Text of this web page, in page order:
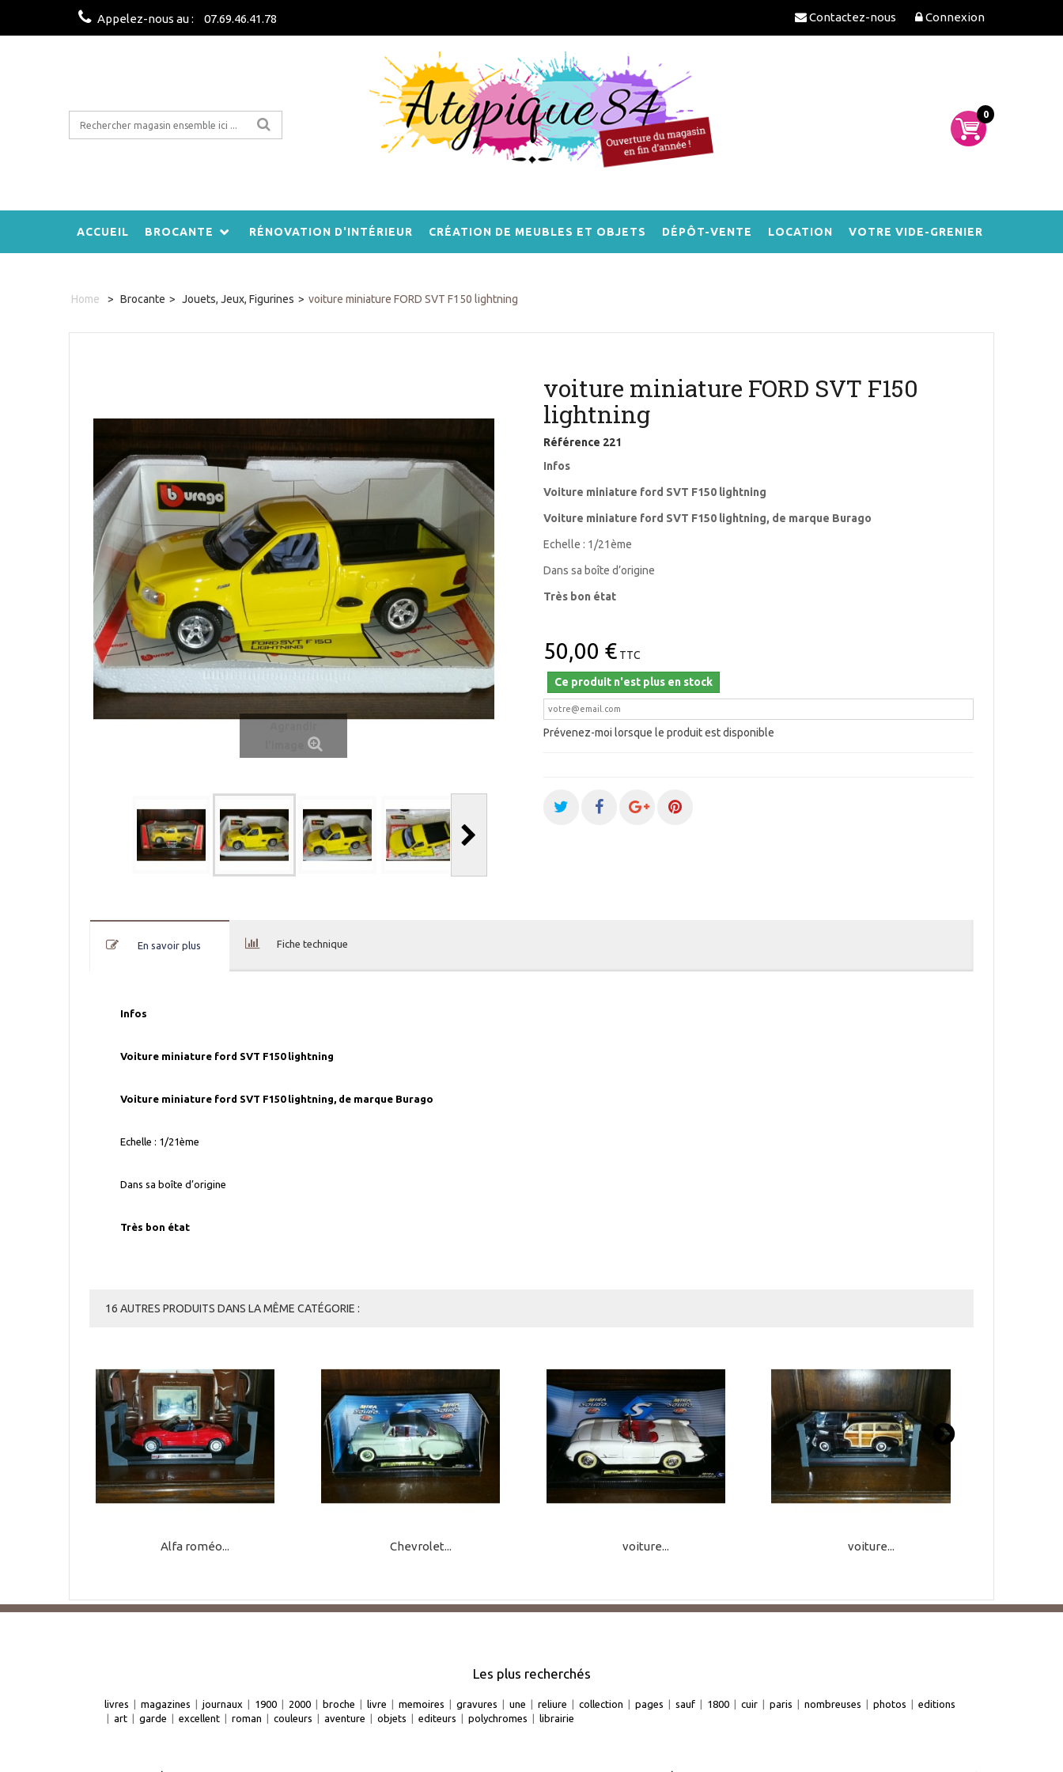
Connexion
Contactez-nous
Appelez-nous au : 07.69.46.41.78
0
ACCUEIL BROCANTE RÉNOVATION D'INTÉRIEUR CRÉATION DE MEUBLES ET OBJETS DÉPÔT-VENTE LOCATION VOTRE VIDE-GRENIER
Home > Brocante > Jouets, Jeux, Figurines > voiture miniature FORD SVT F150 lightning
voiture miniature FORD SVT F150
lightning
Référence 221
Infos
Voiture miniature ford SVT F150 lightning
Voiture miniature ford SVT F150 lightning, de marque Burago
Echelle : 1/21ème
Dans sa boîte d’origine
Très bon état
50,00 € TTC
Ce produit n'est plus en stock
Prévenez-moi lorsque le produit est disponible
En savoir plus Fiche technique
Infos
Voiture miniature ford SVT F150 lightning
Voiture miniature ford SVT F150 lightning, de marque Burago
Echelle : 1/21ème
Dans sa boîte d’origine
Très bon état
16 AUTRES PRODUITS DANS LA MÊME CATÉGORIE :
Alfa roméo... Chevrolet... voiture... voiture...
Les plus recherchés
livres | magazines | journaux | 1900 | 2000 | broche | livre | memoires | gravures | une | reliure | collection | pages | sauf | 1800 | cuir | paris | nombreuses | photos | editions
| art | garde | excellent | roman | couleurs | aventure | objets | editeurs | polychromes | librairie